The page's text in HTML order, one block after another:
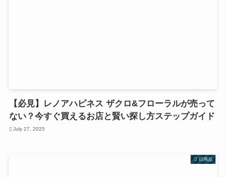
【必見】レノアハピネス ザクロ&フローラルが売って
ない？今すぐ買えるお店と賢い探し方ステップガイド
July 27, 2025
日用品